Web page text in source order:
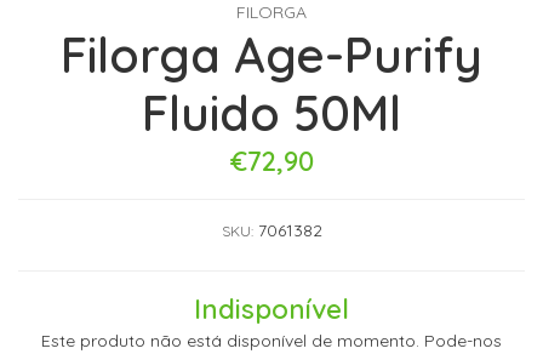
FILORGA
Filorga Age-Purify
Fluido 50Ml
€72,90
SKU: 7061382
Indisponível
Este produto não está disponível de momento. Pode-nos